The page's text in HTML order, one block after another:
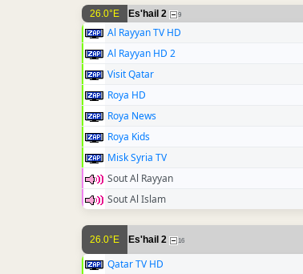
26.0°E Es'hail 2 9
Al Rayyan TV HD
Al Rayyan HD 2
Visit Qatar
Roya HD
Roya News
Roya Kids
Misk Syria TV
Sout Al Rayyan
Sout Al Islam
26.0°E Es'hail 2 16
Qatar TV HD